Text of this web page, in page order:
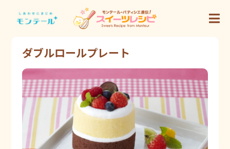
ダブルロールプレート